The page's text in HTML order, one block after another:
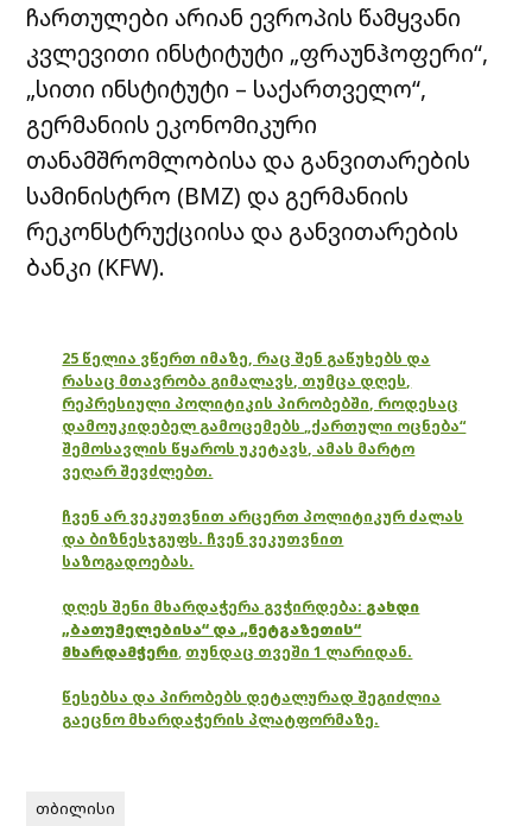
ჩართულები არიან ევროპის წამყვანი
კვლევითი ინსტიტუტი „ფრაუნჰოფერი“,
„სითი ინსტიტუტი – საქართველო“,
გერმანიის ეკონომიკური
თანამშრომლობისა და განვითარების
სამინისტრო (BMZ) და გერმანიის
რეკონსტრუქციისა და განვითარების
ბანკი (KFW).
25 წელია ვწერთ იმაზე, რაც შენ გაწუხებს და
რასაც მთავრობა გიმალავს, თუმცა დღეს,
რეპრესიული პოლიტიკის პირობებში, როდესაც
დამოუკიდებელ გამოცემებს „ქართული ოცნება“
შემოსავლის წყაროს უკეტავს, ამას მარტო
ვეღარ შევძლებთ.
ჩვენ არ ვეკუთვნით არცერთ პოლიტიკურ ძალას
და ბიზნესჯგუფს. ჩვენ ვეკუთვნით
საზოგადოებას.
დღეს შენი მხარდაჭერა გვჭირდება: გახდი
„ბათუმელებისა“ და „ნეტგაზეთის“
მხარდამჭერი, თუნდაც თვეში 1 ლარიდან.
წესებსა და პირობებს დეტალურად შეგიძლია
გაეცნო მხარდაჭერის პლატფორმაზე.
თბილისი